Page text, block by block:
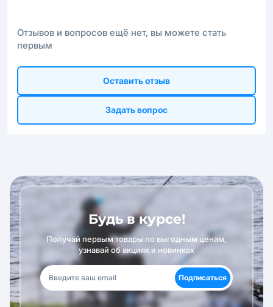
Отзывов и вопросов ещё нет, вы можете стать
первым
Оставить отзыв
Задать вопрос
Будь в курсе!
Получай первым товары по выгодным ценам,
узнавай об акциях и новинках
Подписаться